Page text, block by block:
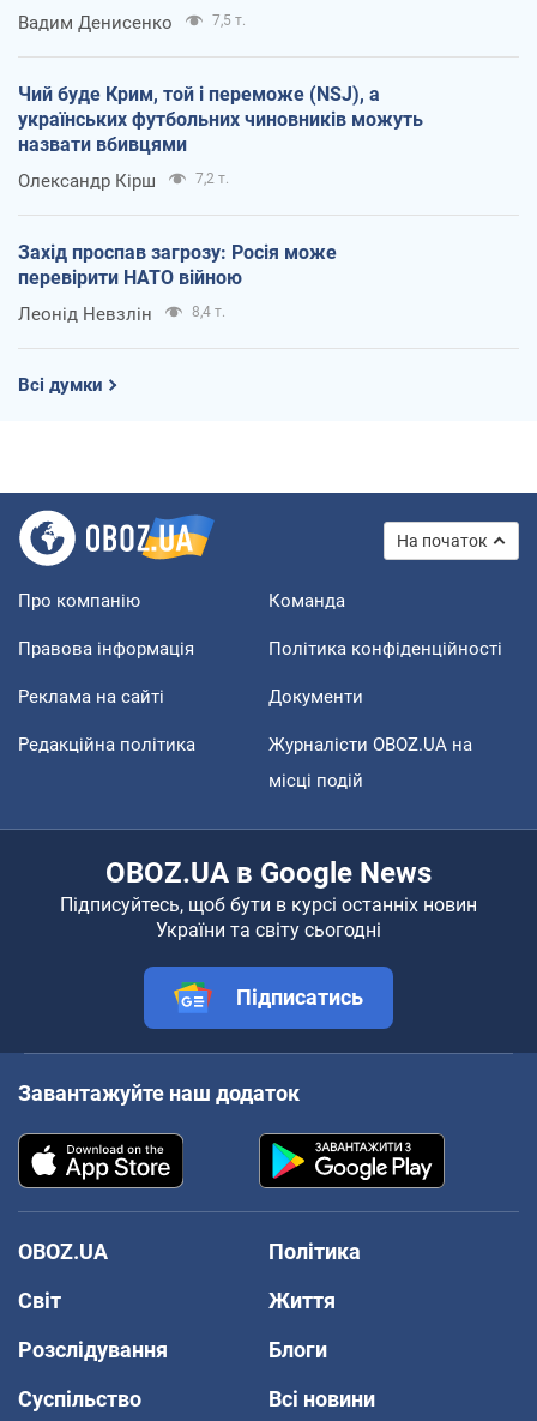
Вадим Денисенко 7,5 т.
Чий буде Крим, той і переможе (NSJ), а
українських футбольних чиновників можуть
назвати вбивцями
Олександр Кірш 7,2 т.
Захід проспав загрозу: Росія може
перевірити НАТО війною
Леонід Невзлін 8,4 т.
Всі думки
На початок
Про компанію Команда
Правова інформація Політика конфіденційності
Реклама на сайті Документи
Редакційна політика
Журналісти OBOZ.UA на
місці подій
OBOZ.UA в Google News
Підписуйтесь, щоб бути в курсі останніх новин
України та світу сьогодні
Підписатись
Завантажуйте наш додаток
OBOZ.UA
Політика
Світ
Життя
Розслідування
Блоги
Суспільство
Всі новини